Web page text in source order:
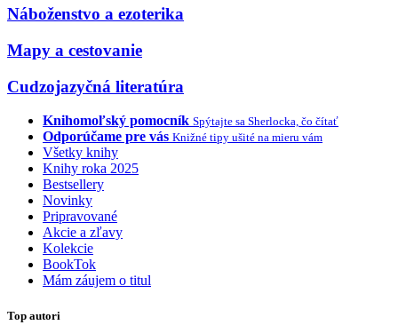
Náboženstvo a ezoterika
Mapy a cestovanie
Cudzojazyčná literatúra
Knihomoľský pomocník Spýtajte sa Sherlocka, čo čítať
Odporúčame pre vás Knižné tipy ušité na mieru vám
Všetky knihy
Knihy roka 2025
Bestsellery
Novinky
Pripravované
Akcie a zľavy
Kolekcie
BookTok
Mám záujem o titul
Top autori